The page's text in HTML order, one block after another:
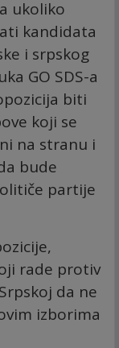
ukoliko
kandidata
i srpskog
GO SDS-a
biti
koji se
na stranu i
bude
partije
rade protiv
da ne
izborima